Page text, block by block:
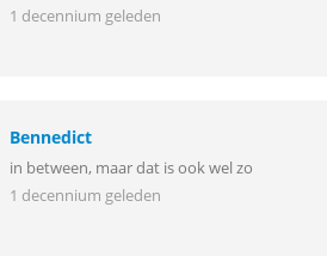
1 decennium geleden
Bennedict
in between, maar dat is ook wel zo
1 decennium geleden